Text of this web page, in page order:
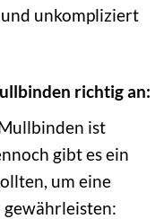
unkompliziert
richtig an:
ist
gibt es ein
um eine